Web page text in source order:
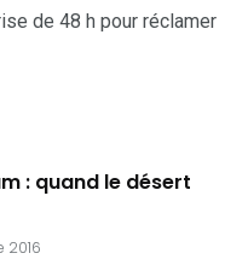
de 48 h pour réclamer
: quand le désert
2016